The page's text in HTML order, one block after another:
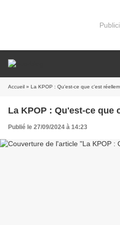
Accueil » La KPOP : Qu'est-ce que c'est
La KPOP : Qu'est-ce que
Publié le 27/09/2024 à 14:23